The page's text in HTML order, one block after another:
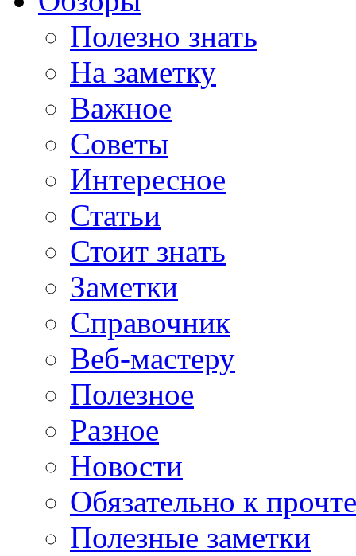
Полезно знать
На заметку
Важное
Советы
Интересное
Статьи
Стоит знать
Заметки
Справочник
Веб-мастеру
Полезное
Разное
Новости
Обязательно к
Полезные заметки